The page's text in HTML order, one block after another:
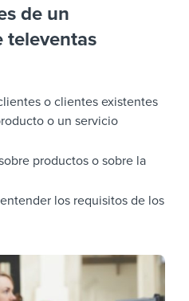
de un
televentas
o clientes existentes
o un servicio
productos o sobre la
los requisitos de los